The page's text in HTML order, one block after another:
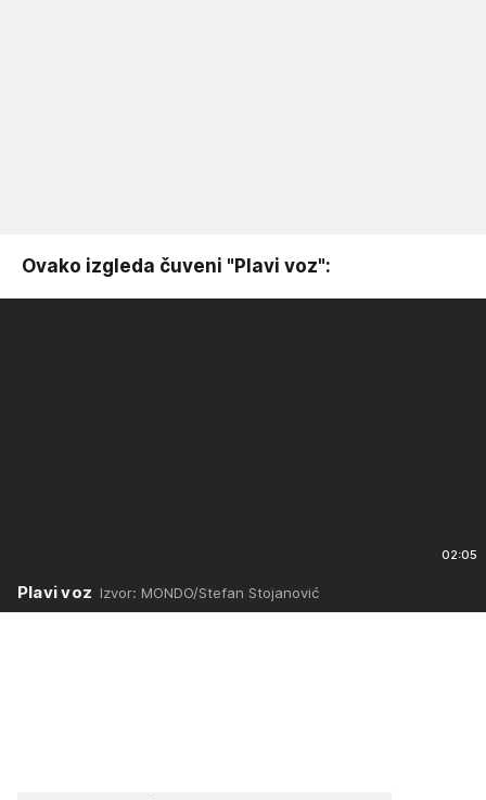
Ovako izgleda čuveni "Plavi voz":
02:05
Plavi voz Izvor: MONDO/Stefan Stojanović